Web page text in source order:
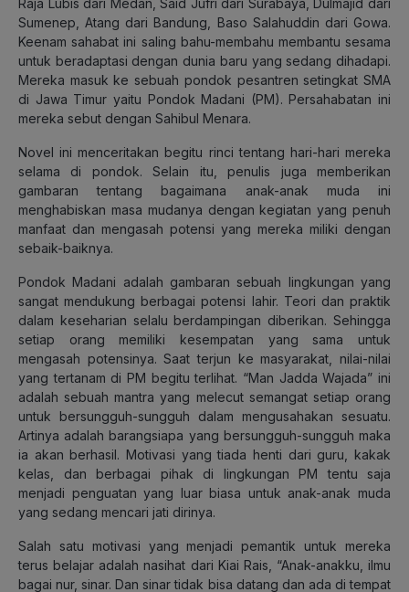
Sumenep, Atang dari Bandung, Baso Salahuddin dari Gowa.
Keenam sahabat ini saling bahu-membahu membantu sesama
untuk beradaptasi dengan dunia baru yang sedang dihadapi.
Mereka masuk ke sebuah pondok pesantren setingkat SMA
di Jawa Timur yaitu Pondok Madani (PM). Persahabatan ini
mereka sebut dengan Sahibul Menara.
Novel ini menceritakan begitu rinci tentang hari-hari mereka
selama di pondok. Selain itu, penulis juga memberikan
gambaran tentang bagaimana anak-anak muda ini
menghabiskan masa mudanya dengan kegiatan yang penuh
manfaat dan mengasah potensi yang mereka miliki dengan
sebaik-baiknya.
Pondok Madani adalah gambaran sebuah lingkungan yang
sangat mendukung berbagai potensi lahir. Teori dan praktik
dalam keseharian selalu berdampingan diberikan. Sehingga
setiap orang memiliki kesempatan yang sama untuk
mengasah potensinya. Saat terjun ke masyarakat, nilai-nilai
yang tertanam di PM begitu terlihat. “Man Jadda Wajada” ini
adalah sebuah mantra yang melecut semangat setiap orang
untuk bersungguh-sungguh dalam mengusahakan sesuatu.
Artinya adalah barangsiapa yang bersungguh-sungguh maka
ia akan berhasil. Motivasi yang tiada henti dari guru, kakak
kelas, dan berbagai pihak di lingkungan PM tentu saja
menjadi penguatan yang luar biasa untuk anak-anak muda
yang sedang mencari jati dirinya.
Salah satu motivasi yang menjadi pemantik untuk mereka
terus belajar adalah nasihat dari Kiai Rais, “Anak-anakku, ilmu
bagai nur, sinar. Dan sinar tidak bisa datang dan ada di tempat